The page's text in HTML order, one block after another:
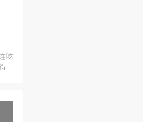
吃
来